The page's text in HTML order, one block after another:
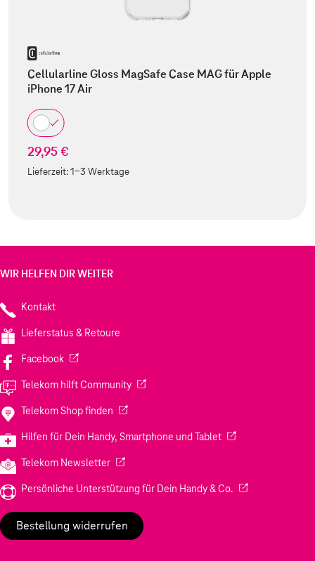
Cellularline Gloss MagSafe Case MAG für Apple
iPhone 17 Air
29,95 €
Lieferzeit:1-3 Werktage
WIR HELFEN DIR WEITER
Kontakt
Lieferstatus & Retoure
Facebook(Wird in einem neuen Tab geöffnet)
Telekom hilft Community(Wird in einem neuen Tab geöffnet)
Telekom Shop finden (Wird in einem neuen Tab geöffnet)
Hilfen für Dein Handy, Smartphone und Tablet(Wird in einem
Telekom Newsletter(Wird in einem neuen Tab geöffnet)
Persönliche Unterstützung für Dein Handy & Co. (Wird in einem
Bestellung widerrufen